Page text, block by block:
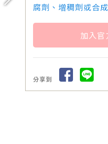
腐劑、增稠劑或合
加入
分享到